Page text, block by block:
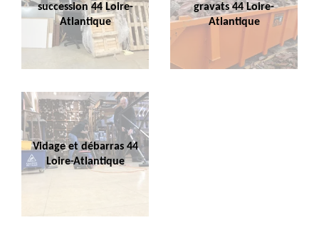
succession 44 Loire-
Atlantique
gravats 44 Loire-
Atlantique
Vidage et débarras 44
Loire-Atlantique